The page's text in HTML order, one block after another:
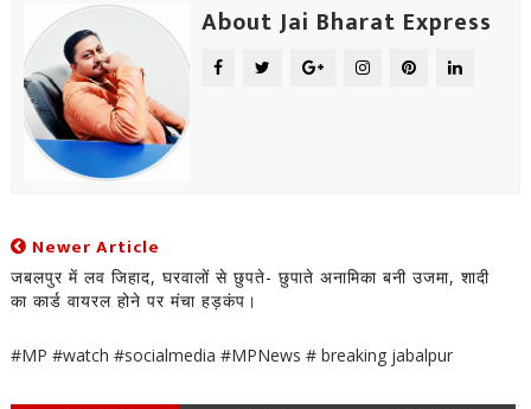
About Jai Bharat Express
Newer Article
जबलपुर में लव जिहाद, घरवालों से छुपते- छुपाते अनामिका बनी उजमा, शादी
का कार्ड वायरल होने पर मंचा हड़कंप।
#MP #watch #socialmedia #MPNews # breaking jabalpur